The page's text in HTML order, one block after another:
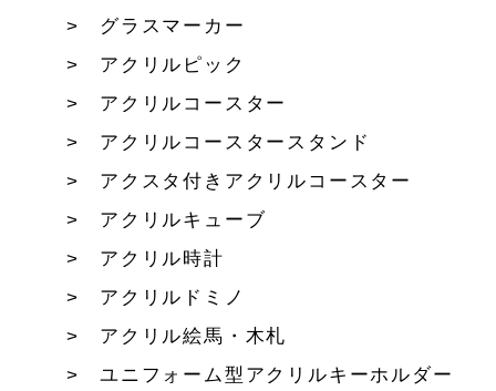
グラスマーカー
アクリルピック
アクリルコースター
アクリルコースタースタンド
アクスタ付きアクリルコースター
アクリルキューブ
アクリル時計
アクリルドミノ
アクリル絵馬・木札
ユニフォーム型アクリルキーホルダー